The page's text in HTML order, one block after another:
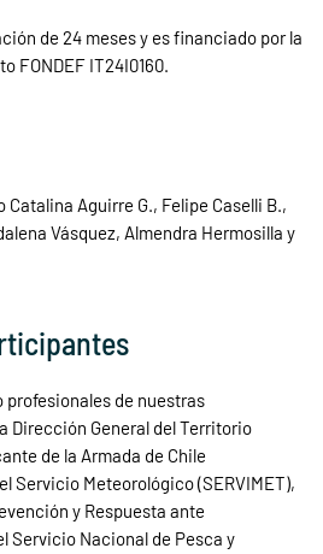
de 24 meses y es financiado por la
FONDEF IT24I0160.
Aguirre G., Felipe Caselli B.,
Vásquez, Almendra Hermosilla y
profesionales de nuestras
Dirección General del Territorio
de la Armada de Chile
Servicio Meteorológico (SERVIMET),
y Respuesta ante
Servicio Nacional de Pesca y